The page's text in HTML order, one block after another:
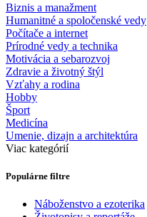
Biznis a manažment
Humanitné a spoločenské vedy
Počítače a internet
Prírodné vedy a technika
Motivácia a sebarozvoj
Zdravie a životný štýl
Vzťahy a rodina
Hobby
Šport
Medicína
Umenie, dizajn a architektúra
Viac kategórií
Populárne filtre
Náboženstvo a ezoterika